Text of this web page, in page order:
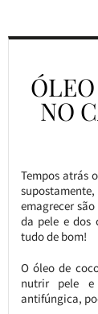
NO
Tempos atrás o
emagrecer
da pele e dos
tudo de bom!
O óleo de
nutrir pele
antifúngica,